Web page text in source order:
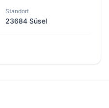
Standort
23684 Süsel